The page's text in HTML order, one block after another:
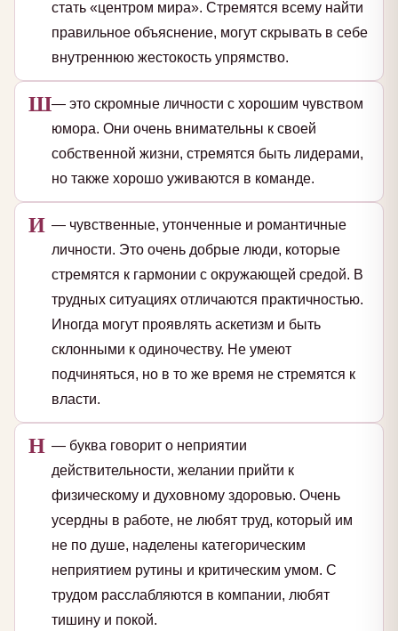
стать «центром мира». Стремятся всему найти
правильное объяснение, могут скрывать в себе
внутреннюю жестокость упрямство.
Ш— это скромные личности с хорошим чувством
юмора. Они очень внимательны к своей
собственной жизни, стремятся быть лидерами,
но также хорошо уживаются в команде.
И — чувственные, утонченные и романтичные
личности. Это очень добрые люди, которые
стремятся к гармонии с окружающей средой. В
трудных ситуациях отличаются практичностью.
Иногда могут проявлять аскетизм и быть
склонными к одиночеству. Не умеют
подчиняться, но в то же время не стремятся к
власти.
Н — буква говорит о неприятии
действительности, желании прийти к
физическому и духовному здоровью. Очень
усердны в работе, не любят труд, который им
не по душе, наделены категорическим
неприятием рутины и критическим умом. С
трудом расслабляются в компании, любят
тишину и покой.